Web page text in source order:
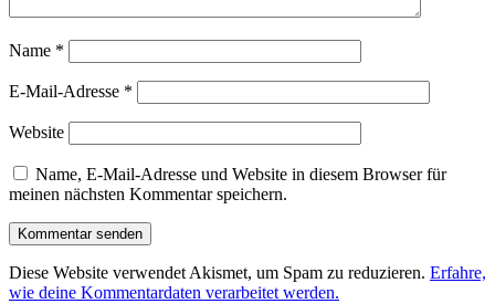
Name *
E-Mail-Adresse *
Website
Name, E-Mail-Adresse und Website in diesem Browser für
meinen nächsten Kommentar speichern.
Diese Website verwendet Akismet, um Spam zu reduzieren. Erfahre,
wie deine Kommentardaten verarbeitet werden.